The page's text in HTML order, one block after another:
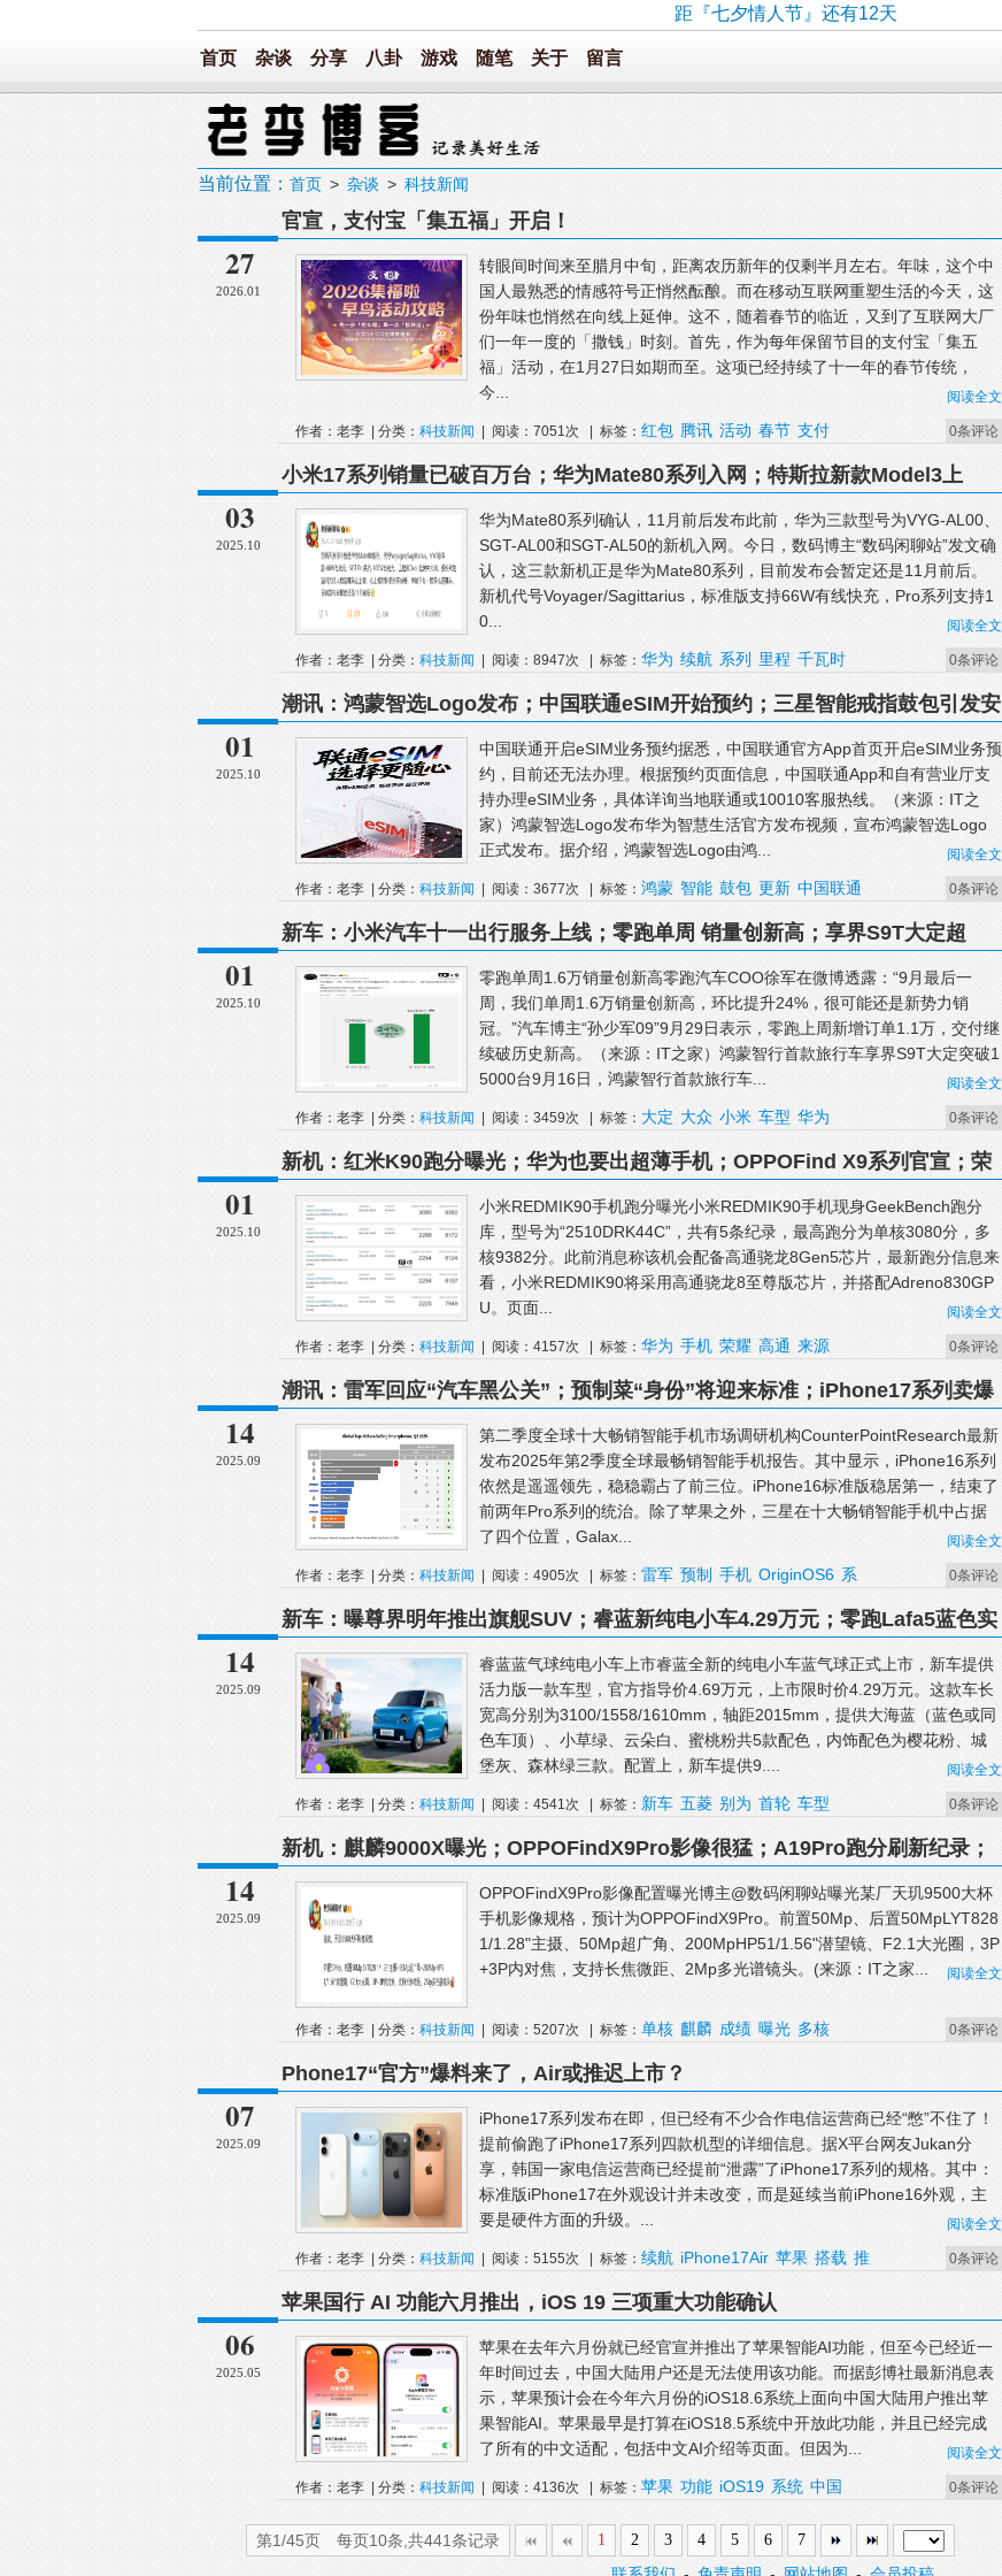
距『七夕情人节』还有12天
首页 杂谈 分享 八卦 游戏 随笔 关于 留言
当前位置： 首页 > 杂谈 > 科技新闻
27
2026.01
官宣，支付宝「集五福」开启！
转眼间时间来至腊月中旬，距离农历新年的仅剩半月左右。年味，这个中
国人最熟悉的情感符号正悄然酝酿。而在移动互联网重塑生活的今天，这
份年味也悄然在向线上延伸。这不，随着春节的临近，又到了互联网大厂
们一年一度的「撒钱」时刻。首先，作为每年保留节目的支付宝「集五
福」活动，在1月27日如期而至。这项已经持续了十一年的春节传统，
今...
阅读全文
0条评论
作者：老李 | 分类： 科技新闻 | 阅读：7051次 | 标签： 红包 腾讯 活动 春节 支付
03
2025.10
小米17系列销量已破百万台；华为Mate80系列入网；特斯拉新款Model3上
市；2025年全国观影人次破10亿
华为Mate80系列确认，11月前后发布此前，华为三款型号为VYG-AL00、
SGT-AL00和SGT-AL50的新机入网。今日，数码博主“数码闲聊站”发文确
认，这三款新机正是华为Mate80系列，目前发布会暂定还是11月前后。
新机代号Voyager/Sagittarius，标准版支持66W有线快充，Pro系列支持1
0...
阅读全文
0条评论
作者：老李 | 分类： 科技新闻 | 阅读：8947次 | 标签： 华为 续航 系列 里程 千瓦时
01
2025.10
潮讯：鸿蒙智选Logo发布；中国联通eSIM开始预约；三星智能戒指鼓包引发安
全事故；苹果发布iOS 26.0.1正式版更新
中国联通开启eSIM业务预约据悉，中国联通官方App首页开启eSIM业务预
约，目前还无法办理。根据预约页面信息，中国联通App和自有营业厅支
持办理eSIM业务，具体详询当地联通或10010客服热线。（来源：IT之
家）鸿蒙智选Logo发布华为智慧生活官方发布视频，宣布鸿蒙智选Logo
正式发布。据介绍，鸿蒙智选Logo由鸿...
阅读全文
0条评论
作者：老李 | 分类： 科技新闻 | 阅读：3677次 | 标签： 鸿蒙 智能 鼓包 更新 中国联通
01
2025.10
新车：小米汽车十一出行服务上线；零跑单周 销量创新高；享界S9T大定超
15000台；一汽大众抽新车免费开一年
零跑单周1.6万销量创新高零跑汽车COO徐军在微博透露：“9月最后一
周，我们单周1.6万销量创新高，环比提升24%，很可能还是新势力销
冠。”汽车博主“孙少军09”9月29日表示，零跑上周新增订单1.1万，交付继
续破历史新高。（来源：IT之家）鸿蒙智行首款旅行车享界S9T大定突破1
5000台9月16日，鸿蒙智行首款旅行车...
阅读全文
0条评论
作者：老李 | 分类： 科技新闻 | 阅读：3459次 | 标签： 大定 大众 小米 车型 华为
01
2025.10
新机：红米K90跑分曝光；华为也要出超薄手机；OPPOFind X9系列官宣；荣
耀Magic8 Pro真机长这样
小米REDMIK90手机跑分曝光小米REDMIK90手机现身GeekBench跑分
库，型号为“2510DRK44C”，共有5条纪录，最高跑分为单核3080分，多
核9382分。此前消息称该机会配备高通骁龙8Gen5芯片，最新跑分信息来
看，小米REDMIK90将采用高通骁龙8至尊版芯片，并搭配Adreno830GP
U。页面...
阅读全文
0条评论
作者：老李 | 分类： 科技新闻 | 阅读：4157次 | 标签： 华为 手机 荣耀 高通 来源
14
2025.09
潮讯：雷军回应“汽车黑公关”；预制菜“身份”将迎来标准；iPhone17系列卖爆
了；OriginOS6互联升级
第二季度全球十大畅销智能手机市场调研机构CounterPointResearch最新
发布2025年第2季度全球最畅销智能手机报告。其中显示，iPhone16系列
依然是遥遥领先，稳稳霸占了前三位。iPhone16标准版稳居第一，结束了
前两年Pro系列的统治。除了苹果之外，三星在十大畅销智能手机中占据
了四个位置，Galax...
阅读全文
0条评论
作者：老李 | 分类： 科技新闻 | 阅读：4905次 | 标签： 雷军 预制 手机 OriginOS6 系
14
2025.09
新车：曝尊界明年推出旗舰SUV；睿蓝新纯电小车4.29万元；零跑Lafa5蓝色实
车图曝光；追觅汽车宣布完成首轮融资
睿蓝蓝气球纯电小车上市睿蓝全新的纯电小车蓝气球正式上市，新车提供
活力版一款车型，官方指导价4.69万元，上市限时价4.29万元。这款车长
宽高分别为3100/1558/1610mm，轴距2015mm，提供大海蓝（蓝色或同
色车顶）、小草绿、云朵白、蜜桃粉共5款配色，内饰配色为樱花粉、城
堡灰、森林绿三款。配置上，新车提供9....
阅读全文
0条评论
作者：老李 | 分类： 科技新闻 | 阅读：4541次 | 标签： 新车 五菱 别为 首轮 车型
14
2025.09
新机：麒麟9000X曝光；OPPOFindX9Pro影像很猛；A19Pro跑分刷新纪录；
一大波国产Air手机要来了
OPPOFindX9Pro影像配置曝光博主@数码闲聊站曝光某厂天玑9500大杯
手机影像规格，预计为OPPOFindX9Pro。前置50Mp、后置50MpLYT828
1/1.28"主摄、50Mp超广角、200MpHP51/1.56"潜望镜、F2.1大光圈，3P
+3P内对焦，支持长焦微距、2Mp多光谱镜头。(来源：IT之家...
阅读全文
0条评论
作者：老李 | 分类： 科技新闻 | 阅读：5207次 | 标签： 单核 麒麟 成绩 曝光 多核
07
2025.09
Phone17“官方”爆料来了，Air或推迟上市？
iPhone17系列发布在即，但已经有不少合作电信运营商已经“憋”不住了！
提前偷跑了iPhone17系列四款机型的详细信息。据X平台网友Jukan分
享，韩国一家电信运营商已经提前“泄露”了iPhone17系列的规格。其中：
标准版iPhone17在外观设计并未改变，而是延续当前iPhone16外观，主
要是硬件方面的升级。...
阅读全文
0条评论
作者：老李 | 分类： 科技新闻 | 阅读：5155次 | 标签： 续航 iPhone17Air 苹果 搭载 推
06
2025.05
苹果国行 AI 功能六月推出，iOS 19 三项重大功能确认
苹果在去年六月份就已经官宣并推出了苹果智能AI功能，但至今已经近一
年时间过去，中国大陆用户还是无法使用该功能。而据彭博社最新消息表
示，苹果预计会在今年六月份的iOS18.6系统上面向中国大陆用户推出苹
果智能AI。苹果最早是打算在iOS18.5系统中开放此功能，并且已经完成
了所有的中文适配，包括中文AI介绍等页面。但因为...
阅读全文
0条评论
作者：老李 | 分类： 科技新闻 | 阅读：4136次 | 标签： 苹果 功能 iOS19 系统 中国
第1/45页 每页10条,共441条记录 1 2 3 4 5 6 7